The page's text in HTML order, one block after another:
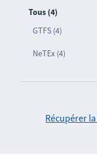
Tous (4)
GTFS (4)
NeTEx (4)
Récupérer